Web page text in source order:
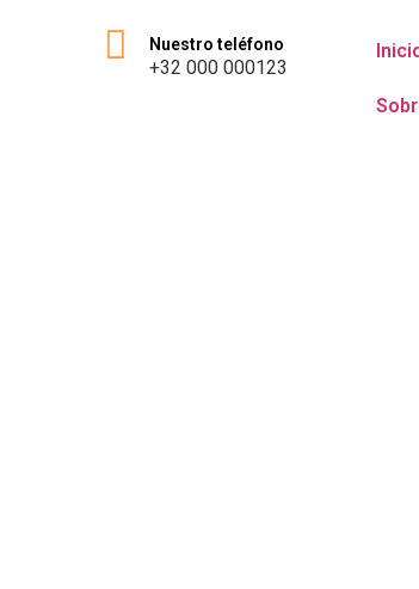
Nuestro teléfono
+32 000 000123